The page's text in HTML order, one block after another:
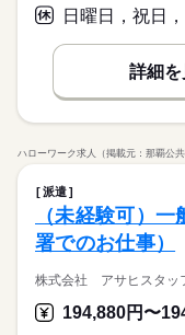
日曜日，祝日
詳細を
ハローワーク求人（掲載元：那覇公共
派遣
（未経験可）
署でのお仕事）
株式会社 アサヒスタッ